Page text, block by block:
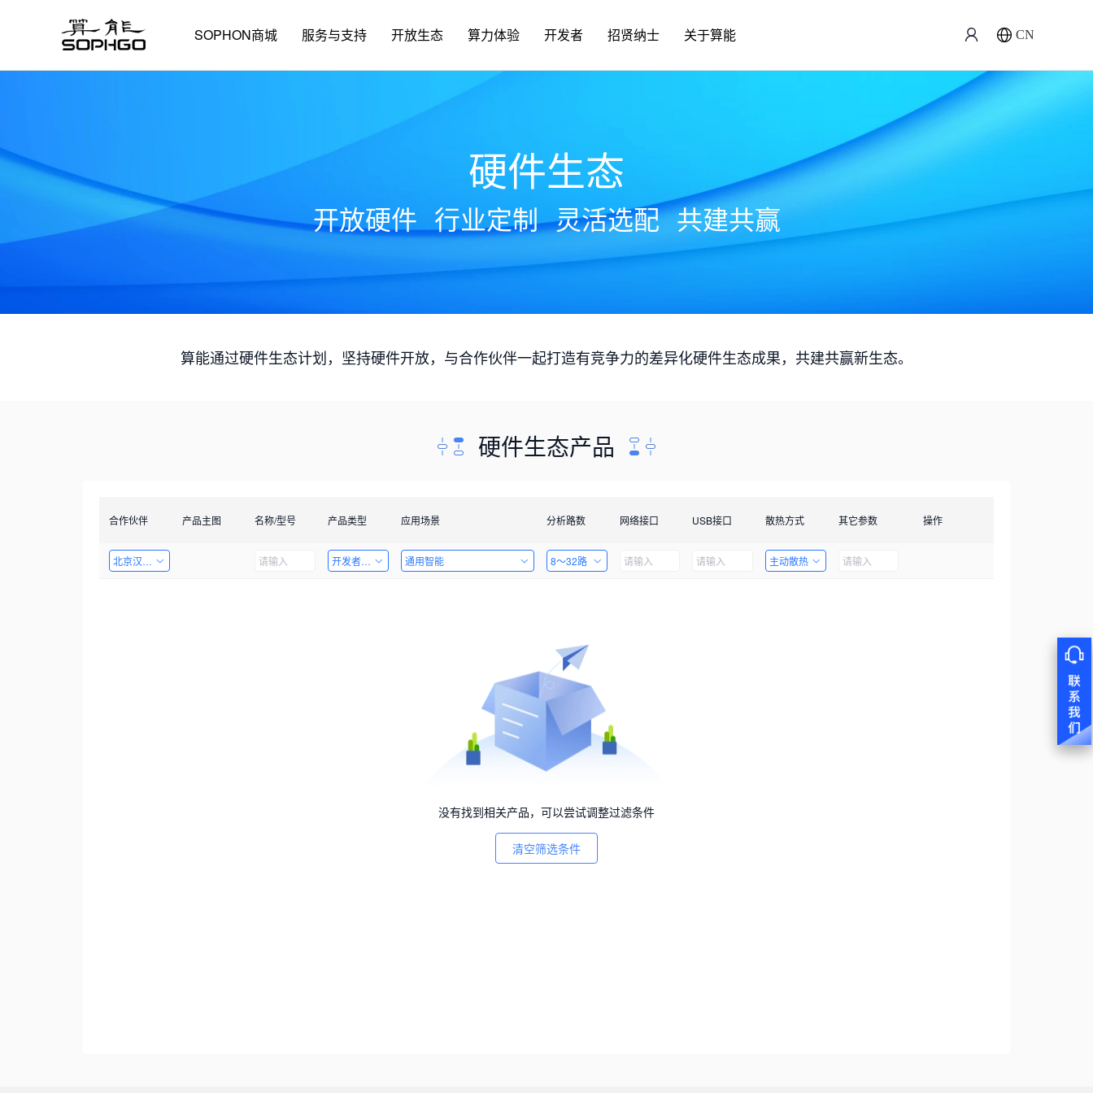
SOPHON商城 服务与支持 开放生态 算力体验 开发者 招贤纳士 关于算能 CN
硬件生态
开放硬件 行业定制 灵活选配 共建共赢
算能通过硬件生态计划，坚持硬件开放，与合作伙伴一起打造有竞争力的差异化硬件生态成果，共建共赢新生态。
硬件生态产品
合作伙伴 产品主图 名称/型号 产品类型 应用场景 分析路数 网络接口 USB接口 散热方式 其它参数 操作
北京汉智兴科技有限公司 开发者套件 通用智能 8～32路 主动散热
没有找到相关产品，可以尝试调整过滤条件
清空筛选条件